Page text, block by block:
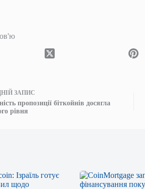
ЗАПИС
пропозиції біткойнів досягла
рівня